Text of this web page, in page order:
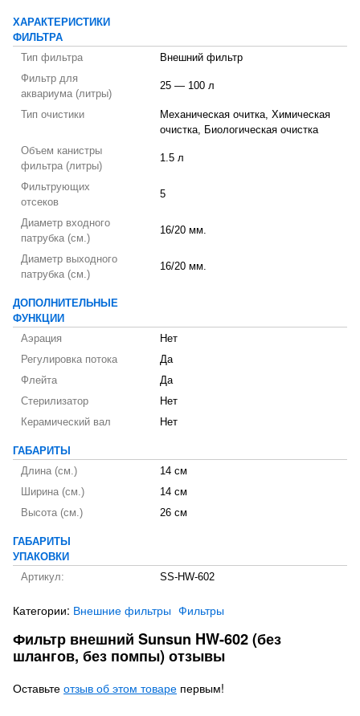
ХАРАКТЕРИСТИКИ
ФИЛЬТРА
Тип фильтра
Внешний фильтр
Фильтр для
аквариума (литры)
25 — 100 л
Тип очистики
Механическая очитка, Химическая
очистка, Биологическая очистка
Объем канистры
фильтра (литры)
1.5 л
Фильтрующих
отсеков
5
Диаметр входного
патрубка (см.)
16/20 мм.
Диаметр выходного
патрубка (см.)
16/20 мм.
ДОПОЛНИТЕЛЬНЫЕ
ФУНКЦИИ
Аэрация
Нет
Регулировка потока
Да
Флейта
Да
Стерилизатор
Нет
Керамический вал
Нет
ГАБАРИТЫ
Длина (см.)
14 см
Ширина (см.)
14 см
Высота (см.)
26 см
ГАБАРИТЫ
УПАКОВКИ
Артикул:
SS-HW-602
Категории: Внешние фильтры Фильтры
Фильтр внешний Sunsun HW-602 (без
шлангов, без помпы) отзывы
Оставьте отзыв об этом товаре первым!